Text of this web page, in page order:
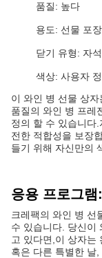
품질: 높다
용도: 선물 포장
닫기 유형: 자석
색상: 사용자
이 와인 병 선물 상
품질의 와인 병 프레
정의 할 수 있습니다
전한 적합성을 보장
들기 위해 자신만의
응용 프로그램:
크레팩의 와인 병 선
수 있습니다. 당신이
고 있다면,이 상자는
혹은 다른 특별한 날